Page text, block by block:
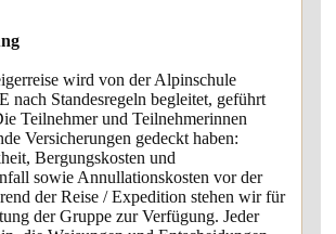
wird von der Alpinschule
Standesregeln begleitet, geführt
Teilnehmer und Teilnehmerinnen
Versicherungen gedeckt haben:
Bergungskosten und
sowie Annullationskosten vor der
der Reise / Expedition stehen wir für
der Gruppe zur Verfügung. Jeder